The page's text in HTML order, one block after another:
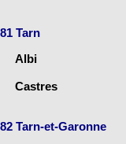
81 Tarn
Albi
Castres
82 Tarn-et-Garonne